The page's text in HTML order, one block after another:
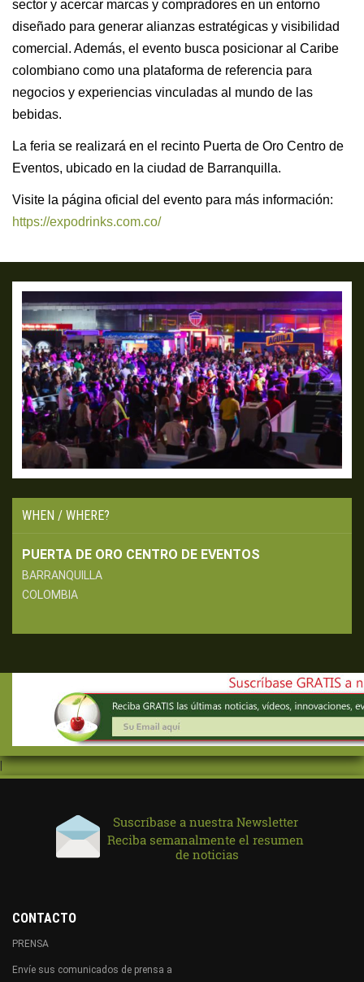
sector y acercar marcas y compradores en un entorno
diseñado para generar alianzas estratégicas y visibilidad
comercial. Además, el evento busca posicionar al Caribe
colombiano como una plataforma de referencia para
negocios y experiencias vinculadas al mundo de las
bebidas.
La feria se realizará en el recinto Puerta de Oro Centro de
Eventos, ubicado en la ciudad de Barranquilla.
Visite la página oficial del evento para más información:
https://expodrinks.com.co/
WHEN / WHERE?
PUERTA DE ORO CENTRO DE EVENTOS
BARRANQUILLA
COLOMBIA
CONTACTO
PRENSA
Envíe sus comunicados de prensa a